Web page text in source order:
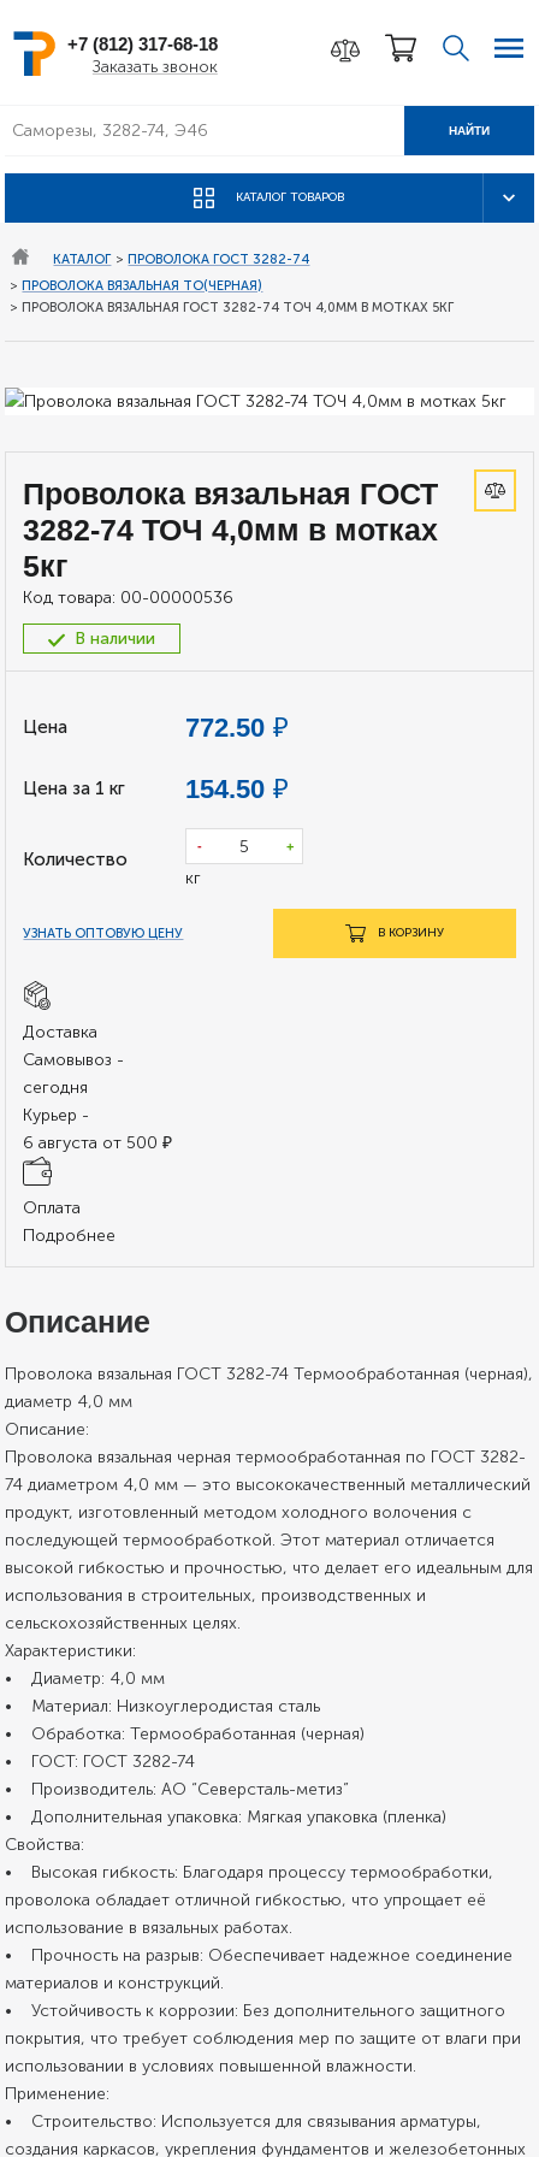
+7 (812) 317-68-18
Заказать звонок
КАТАЛОГ ТОВАРОВ
НАЙТИ
КАТАЛОГ >ПРОВОЛОКА ГОСТ 3282-74
>ПРОВОЛОКА ВЯЗАЛЬНАЯ ТО(ЧЕРНАЯ)
> ПРОВОЛОКА ВЯЗАЛЬНАЯ ГОСТ 3282-74 ТОЧ 4,0ММ В МОТКАХ 5КГ
Проволока вязальная ГОСТ
3282-74 ТОЧ 4,0мм в мотках
5кг
Код товара: 00-00000536
В наличии
Цена 772.50 ₽
Цена за 1 кг 154.50 ₽
Количество
- +
кг
УЗНАТЬ ОПТОВУЮ ЦЕНУ В КОРЗИНУ
Доставка
Самовывоз -
сегодня
Курьер -
6 августа от 500 ₽
Оплата
Подробнее
Описание
Проволока вязальная ГОСТ 3282-74 Термообработанная (черная),
диаметр 4,0 мм
Описание:
Проволока вязальная черная термообработанная по ГОСТ 3282-
74 диаметром 4,0 мм — это высококачественный металлический
продукт, изготовленный методом холодного волочения с
последующей термообработкой. Этот материал отличается
высокой гибкостью и прочностью, что делает его идеальным для
использования в строительных, производственных и
сельскохозяйственных целях.
Характеристики:
• Диаметр: 4,0 мм
• Материал: Низкоуглеродистая сталь
• Обработка: Термообработанная (черная)
• ГОСТ: ГОСТ 3282-74
• Производитель: АО “Северсталь-метиз”
• Дополнительная упаковка: Мягкая упаковка (пленка)
Свойства:
• Высокая гибкость: Благодаря процессу термообработки,
проволока обладает отличной гибкостью, что упрощает её
использование в вязальных работах.
• Прочность на разрыв: Обеспечивает надежное соединение
материалов и конструкций.
• Устойчивость к коррозии: Без дополнительного защитного
покрытия, что требует соблюдения мер по защите от влаги при
использовании в условиях повышенной влажности.
Применение:
• Строительство: Используется для связывания арматуры,
создания каркасов, укрепления фундаментов и железобетонных